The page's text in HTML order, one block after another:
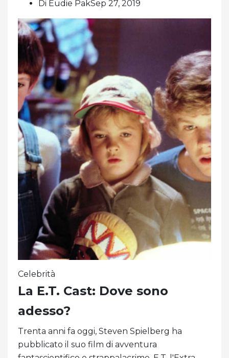
Di Eudie PakSep 27, 2019
Celebrità
La E.T. Cast: Dove sono
adesso?
Trenta anni fa oggi, Steven Spielberg ha
pubblicato il suo film di avventura